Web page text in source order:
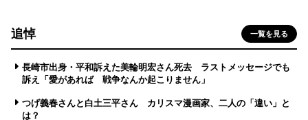
追悼 一覧を見る
長崎市出身・平和訴えた美輪明宏さん死去 ラストメッセージでも
訴え「愛があれば 戦争なんか起こりません」
つげ義春さんと白土三平さん カリスマ漫画家、二人の「違い」と
は？